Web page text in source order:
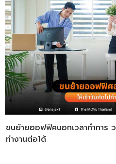
ขนย้ายออฟฟิศนอกเวลาทำการ
ทำงานต่อได้